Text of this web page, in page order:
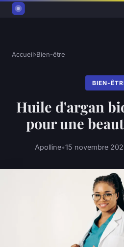
Accueil›Bien-être
BIEN-
Huile d'argan
pour une
Apolline•15 novembre